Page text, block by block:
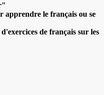
apprendre le français ou se
de français sur les